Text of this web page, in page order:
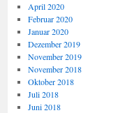
April 2020
Februar 2020
Januar 2020
Dezember 2019
November 2019
November 2018
Oktober 2018
Juli 2018
Juni 2018